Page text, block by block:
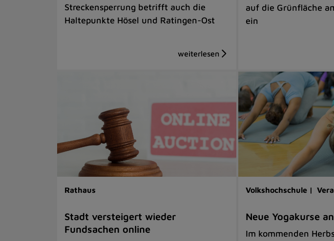
Streckensperrung betrifft auch die
Haltepunkte Hösel und Ratingen-Ost
auf die Grünfläche
ein
Rathaus
Stadt versteigert wieder
Fundsachen online
Volkshochschule |
Neue Yogakurse
Im kommenden